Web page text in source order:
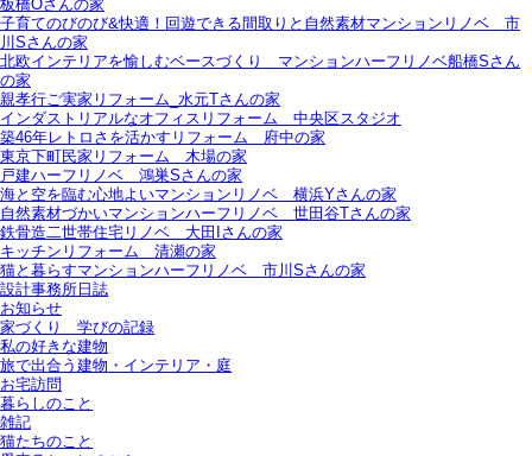
板橋Oさんの家
子育てのびのび&快適！回遊できる間取りと自然素材マンションリノベ＿市
川Sさんの家
北欧インテリアを愉しむベースづくり＿マンションハーフリノベ船橋Sさん
の家
親孝行ご実家リフォーム_水元Tさんの家
インダストリアルなオフィスリフォーム＿中央区スタジオ
築46年レトロさを活かすリフォーム＿府中の家
東京下町民家リフォーム＿木場の家
戸建ハーフリノベ＿鴻巣Sさんの家
海と空を臨む心地よいマンションリノベ＿横浜Yさんの家
自然素材づかいマンションハーフリノベ＿世田谷Tさんの家
鉄骨造二世帯住宅リノベ＿大田Iさんの家
キッチンリフォーム＿清瀬の家
猫と暮らすマンションハーフリノベ＿市川Sさんの家
設計事務所日誌
お知らせ
家づくり 学びの記録
私の好きな建物
旅で出合う建物・インテリア・庭
お宅訪問
暮らしのこと
雑記
猫たちのこと